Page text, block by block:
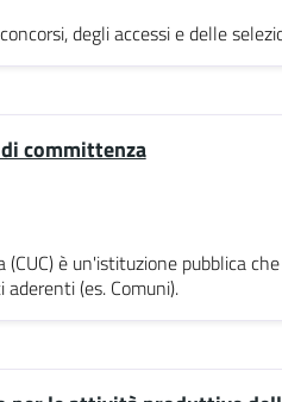
degli accessi e delle
committenza
è un'istituzione pubblica
(es. Comuni).